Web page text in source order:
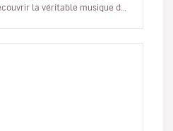
la véritable musique de